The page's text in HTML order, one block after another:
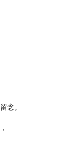
念。